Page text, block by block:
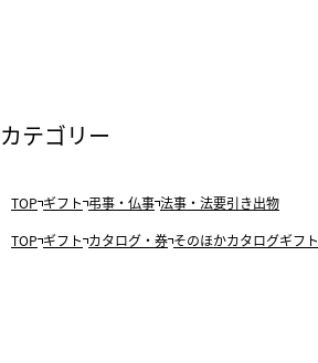
カテゴリー
TOP ギフト 弔事・仏事 法事・法要引き出物
TOP ギフト カタログ・券 そのほかカタログギフト